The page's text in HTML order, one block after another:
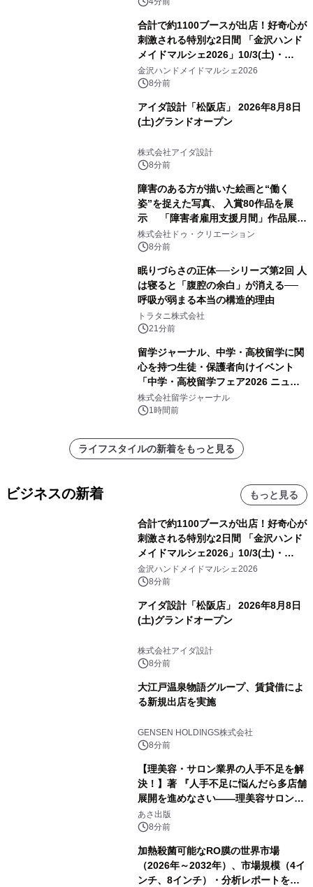
合計で約1100ブースが出店！好奇心が
刺激される特別な2日間 「金沢ハンド
メイドマルシェ2026」10/3(土)・
10/4(日)開催
金沢ハンドメイドマルシェ2026
8分前
アイダ設計「松阪店」 2026年8月8日
(土)グランドオープン
株式会社アイダ設計
8分前
障害のある方が描いた絵画と“働く
姿”を捉えた写真、 入賞80作品を展
示 「障害者雇用支援月間」作品展示
会を 東京・愛知で開催
株式会社ドゥ・クリエーション
8分前
眠りづらさの正体──シリーズ第2回 人
は寝ると「腹腔の余白」が消える──
呼吸が弱まる本当の構造的理由
トラタニ株式会社
21分前
留学ジャーナル、中学・高校留学に関
心を持つ生徒・保護者向けイベント
「中学・高校留学フェア2026 ニュー
ジーランド＆オーストラリア」を
9/12(土)に開催
株式会社留学ジャーナル
1時間前
ライフスタイルの新着をもっと見る
ビジネスの新着 もっと見る
合計で約1100ブースが出店！好奇心が
刺激される特別な2日間 「金沢ハンド
メイドマルシェ2026」10/3(土)・
10/4(日)開催
金沢ハンドメイドマルシェ2026
8分前
アイダ設計「松阪店」 2026年8月8日
(土)グランドオープン
株式会社アイダ設計
8分前
大江戸温泉物語グループ、賃貸借によ
る新規出店を実施
GENSEN HOLDINGS株式会社
8分前
【理美容・サロン業界の人手不足を解
決！】著 『人手不足に悩んだら多店舗
展開を進めなさい――理美容サロン
「多店舗展開」の教科書』2026年8月
24日（月）発売
あさ出版
8分前
加熱殺菌可能なRO膜の世界市場
（2026年～2032年）、市場規模（4イ
ンチ、8インチ）・分析レポートを発